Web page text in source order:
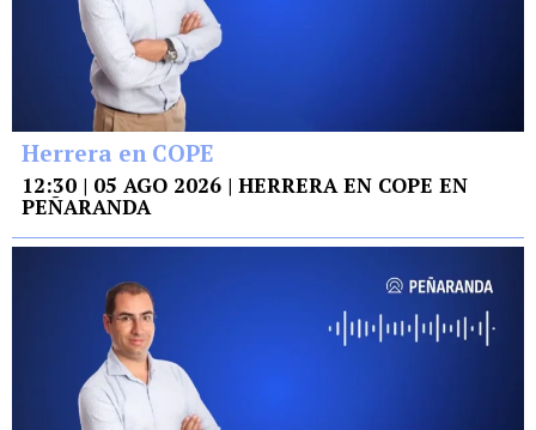
Herrera en COPE
12:30 | 05 AGO 2026 | HERRERA EN COPE EN
PEÑARANDA